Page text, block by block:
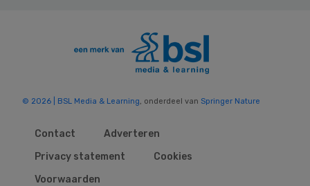
© 2026 | BSL Media & Learning, onderdeel van Springer Nature
Contact
Adverteren
Privacy statement
Cookies
Voorwaarden